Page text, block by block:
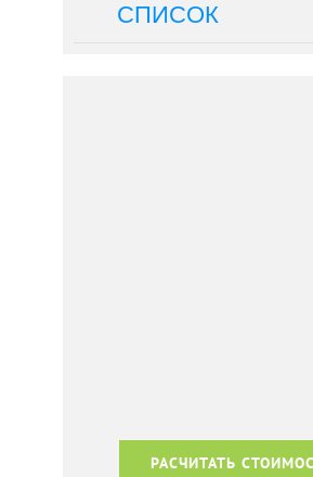
СПИСОК
РАСЧИТАТЬ